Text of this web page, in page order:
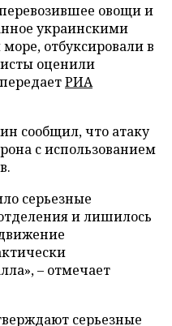
овощи и
украинскими
отбуксировали в
оценили
РИА
сообщил, что атаку
с использованием
серьезные
и лишилось
– отмечает
серьезные